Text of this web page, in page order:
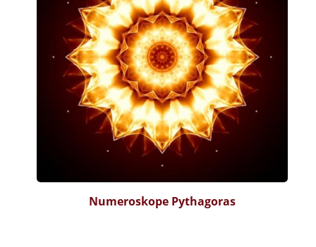
Numeroskope Pythagoras